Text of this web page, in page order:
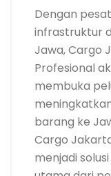
Dengan
infrastruktur
Jawa, Cargo
Profesional
membuka
barang ke
Cargo
menjadi